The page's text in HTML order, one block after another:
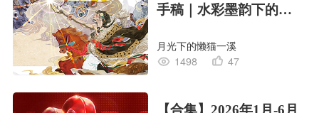
手稿｜水彩墨韵下的史
月光下的懒猫一溪
1498
47